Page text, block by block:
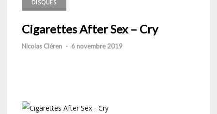
DISQUES
Cigarettes After Sex – Cry
Nicolas Cléren - 6 novembre 2019